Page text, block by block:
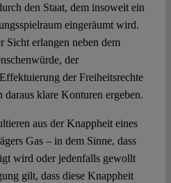
den Staat, dem insoweit ein
eingeräumt wird.
Sicht erlangen neben dem
der
der Freiheitsrechte
daraus klare Konturen ergeben.
aus der Knappheit eines
Gas – in dem Sinne, dass
wird oder jedenfalls gewollt
gilt, dass diese Knappheit